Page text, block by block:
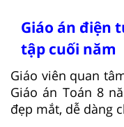
Giáo án điện
tập cuối năm
Giáo viên quan
Giáo án Toán 8
đẹp mắt, dễ dàng